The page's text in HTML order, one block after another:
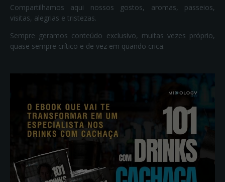
Compartilhamos aqui nossos gostos, aromas, passeios,
visitas, alegrias e tristezas.
Sempre geramos conteúdo exclusivo, muitas vezes próprio,
quase sempre crítico e de vez em quando crica.